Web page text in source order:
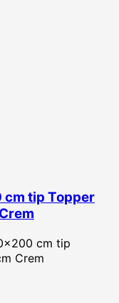
cm tip Topper
cm tip
Crem